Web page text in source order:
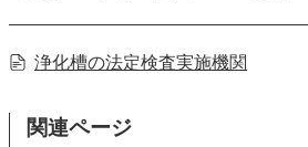
浄化槽の法定検査実施機関
関連ページ